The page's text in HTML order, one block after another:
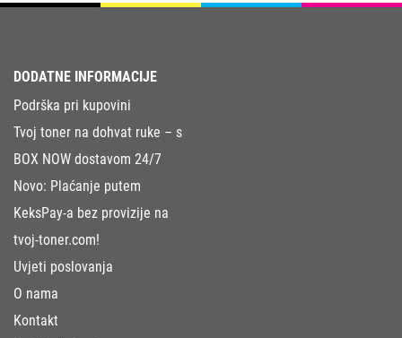
DODATNE INFORMACIJE
Podrška pri kupovini
Tvoj toner na dohvat ruke – s
BOX NOW dostavom 24/7
Novo: Plaćanje putem
KeksPay-a bez provizije na
tvoj-toner.com!
Uvjeti poslovanja
O nama
Kontakt